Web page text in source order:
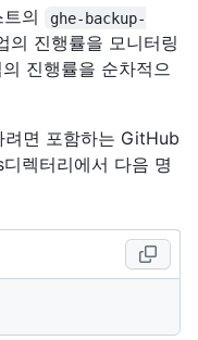
의
ghe-backup-
의 진행률을 모니터링
진행률을 순차적으
려면 포함하는 GitHub
렉터리에서 다음 명